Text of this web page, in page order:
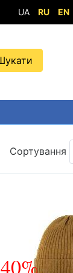
UA RU EN
Сортування
40%